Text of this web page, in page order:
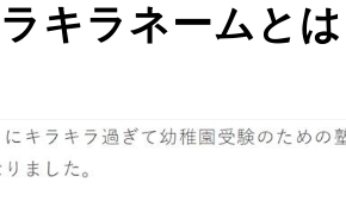
キラネームと